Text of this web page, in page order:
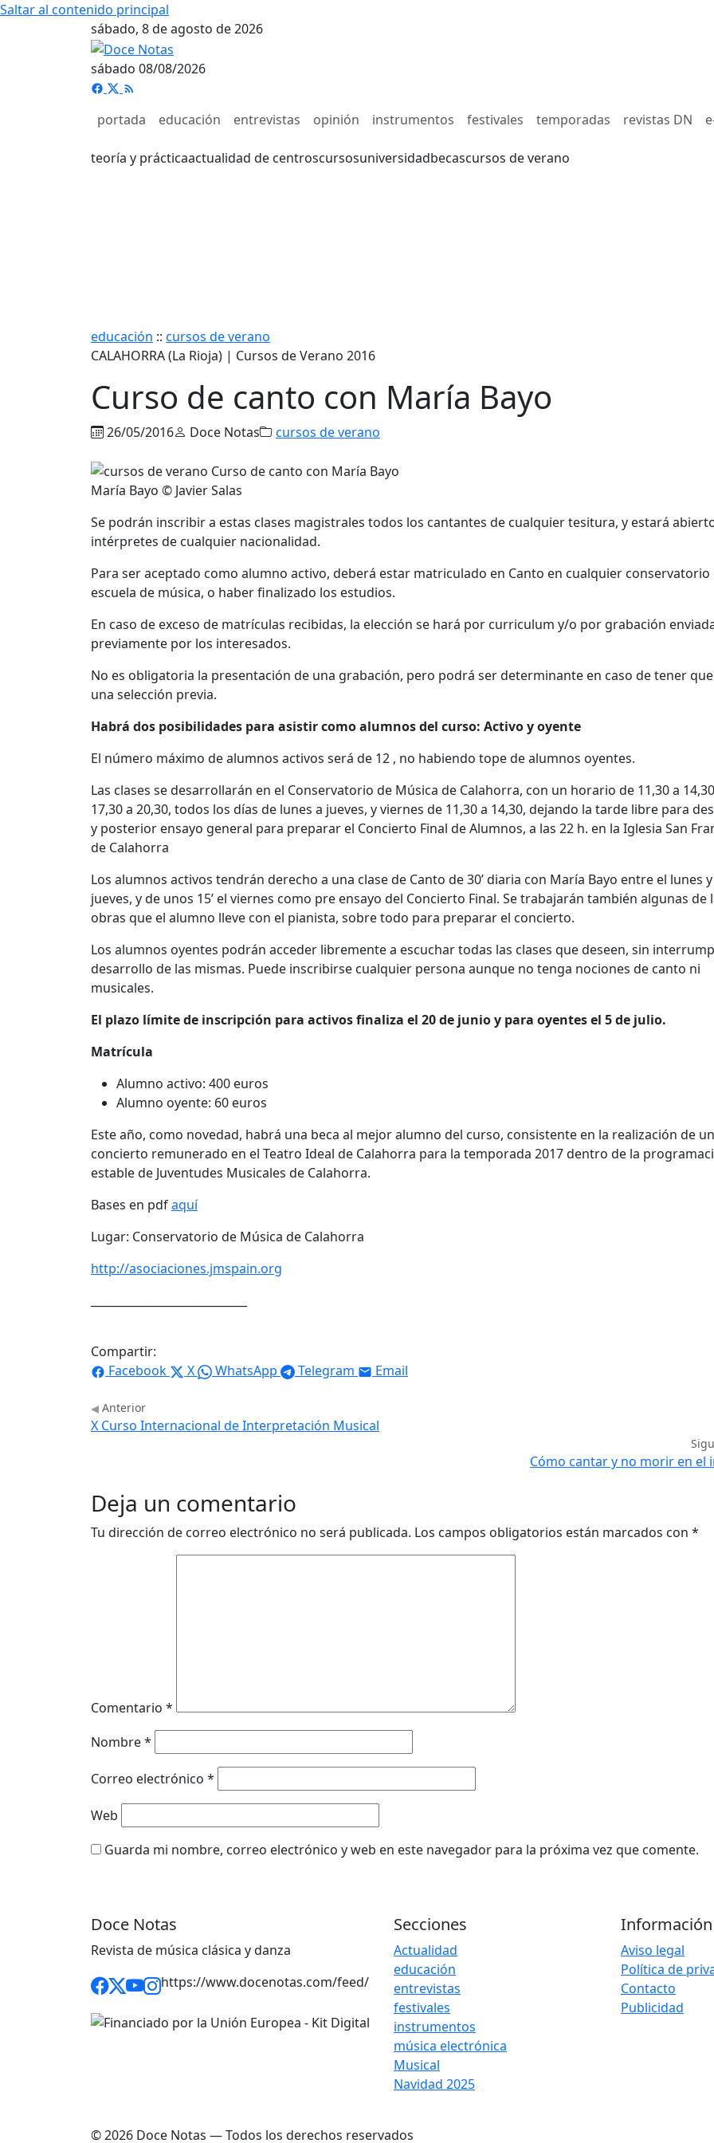
Saltar al contenido principal
sábado, 8 de agosto de 2026
sábado 08/08/2026
portada educación entrevistas opinión instrumentos festivales temporadas revistas DN
teoría y prácticaactualidad de centroscursosuniversidadbecascursos de verano
educación :: cursos de verano
CALAHORRA (La Rioja) | Cursos de Verano 2016
Curso de canto con María Bayo
26/05/2016 Doce Notas cursos de verano
María Bayo © Javier Salas
Se podrán inscribir a estas clases magistrales todos los cantantes de cualquier tesitura, y estará
intérpretes de cualquier nacionalidad.
Para ser aceptado como alumno activo, deberá estar matriculado en Canto en cualquier conservatorio
escuela de música, o haber finalizado los estudios.
En caso de exceso de matrículas recibidas, la elección se hará por curriculum y/o por grabación
previamente por los interesados.
No es obligatoria la presentación de una grabación, pero podrá ser determinante en caso de tener
una selección previa.
Habrá dos posibilidades para asistir como alumnos del curso: Activo y oyente
El número máximo de alumnos activos será de 12 , no habiendo tope de alumnos oyentes.
Las clases se desarrollarán en el Conservatorio de Música de Calahorra, con un horario de 11,30 a
17,30 a 20,30, todos los días de lunes a jueves, y viernes de 11,30 a 14,30, dejando la tarde libre para
y posterior ensayo general para preparar el Concierto Final de Alumnos, a las 22 h. en la Iglesia San
de Calahorra
Los alumnos activos tendrán derecho a una clase de Canto de 30’ diaria con María Bayo entre el lunes
jueves, y de unos 15’ el viernes como pre ensayo del Concierto Final. Se trabajarán también algunas de
obras que el alumno lleve con el pianista, sobre todo para preparar el concierto.
Los alumnos oyentes podrán acceder libremente a escuchar todas las clases que deseen, sin
desarrollo de las mismas. Puede inscribirse cualquier persona aunque no tenga nociones de canto ni
musicales.
El plazo límite de inscripción para activos finaliza el 20 de junio y para oyentes el 5 de julio.
Matrícula
Alumno activo: 400 euros
Alumno oyente: 60 euros
Este año, como novedad, habrá una beca al mejor alumno del curso, consistente en la realización de un
concierto remunerado en el Teatro Ideal de Calahorra para la temporada 2017 dentro de la
estable de Juventudes Musicales de Calahorra.
Bases en pdfaquí
Lugar: Conservatorio de Música de Calahorra
http://asociaciones.jmspain.org
Compartir:
Facebook
X WhatsApp Telegram Email
Anterior
X Curso Internacional de Interpretación Musical
Cómo cantar y no morir en el
Deja un comentario
Tu dirección de correo electrónico no será publicada. Los campos obligatorios están marcados con *
Comentario *
Nombre*
Correo electrónico *
Web
Guarda mi nombre, correo electrónico y web en este navegador para la próxima vez que comente.
Doce Notas
Revista de música clásica y danza
https://www.docenotas.com/feed/
Secciones
Actualidad
educación
entrevistas
festivales
instrumentos
música electrónica
Musical
Navidad 2025
Información
Aviso legal
Política de
Contacto
Publicidad
© 2026 Doce Notas — Todos los derechos reservados